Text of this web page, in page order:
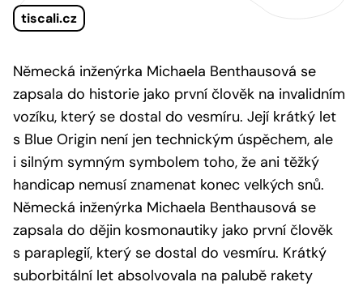
tiscali.cz
Německá inženýrka Michaela Benthausová se
zapsala do historie jako první člověk na invalidním
vozíku, který se dostal do vesmíru. Její krátký let
s Blue Origin není jen technickým úspěchem, ale
i silným symným symbolem toho, že ani těžký
handicap nemusí znamenat konec velkých snů.
Německá inženýrka Michaela Benthausová se
zapsala do dějin kosmonautiky jako první člověk
s paraplegií, který se dostal do vesmíru. Krátký
suborbitální let absolvovala na palubě rakety